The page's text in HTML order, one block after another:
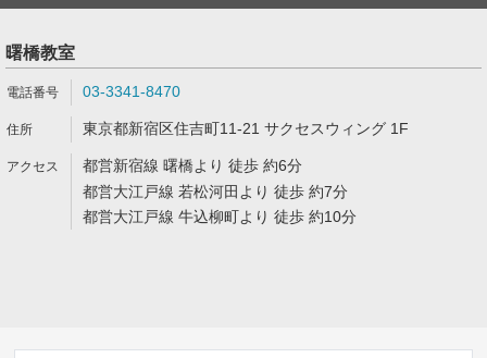
曙橋教室
03-3341-8470
東京都新宿区住吉町11-21 サクセスウィング 1F
都営新宿線 曙橋より 徒歩 約6分
都営大江戸線 若松河田より 徒歩 約7分
都営大江戸線 牛込柳町より 徒歩 約10分